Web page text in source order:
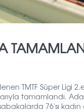
TMTF Süper Ligi
tamamlandı.
76'sı